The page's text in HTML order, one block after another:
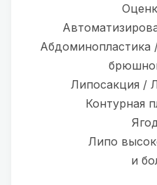
Абдоминопластика
Липосакция /
Контурная
Липо
и